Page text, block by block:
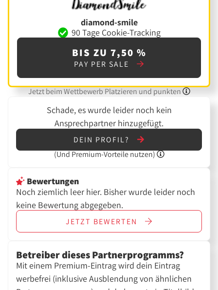
diamond-smile
90 Tage Cookie-Tracking
BIS ZU 7,50 %
PAY PER SALE
Jetzt beim Wettbewerb Platzieren und punkten
Schade, es wurde leider noch kein
Ansprechpartner hinzugefügt.
DEIN PROFIL?
(Und Premium-Vorteile nutzen)
Bewertungen
Noch ziemlich leer hier. Bisher wurde leider noch
keine Bewertung abgegeben.
JETZT BEWERTEN
Betreiber dieses Partnerprogramms?
Mit einem Premium-Eintrag wird dein Eintrag
werbefrei (inklusive Ausblendung von ähnlichen